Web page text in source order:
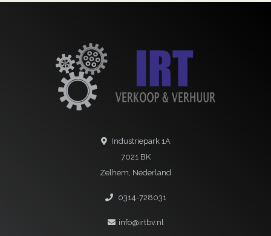
Industriepark 1A
7021 BK
Zelhem, Nederland
0314-728031
info@irtbv.nl